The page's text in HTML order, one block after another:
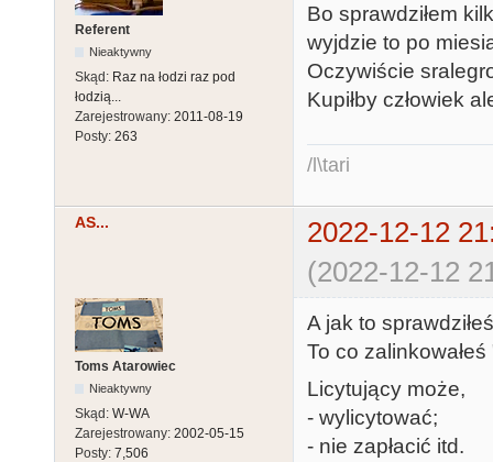
Referent
Nieaktywny
Skąd: Raz na łodzi raz pod
łodzią...
Zarejestrowany: 2011-08-19
Posty: 263
Bo sprawdziłem
wyjdzie to po
Oczywiście
Kupiłby człowiek
/l\tari
AS...
2022-12-12
(2022-12-12
Toms Atarowiec
Nieaktywny
Skąd: W-WA
Zarejestrowany: 2002-05-15
Posty: 7,506
A jak to
To co
Licytujący może,
- wylicytować;
- nie zapłacić itd.